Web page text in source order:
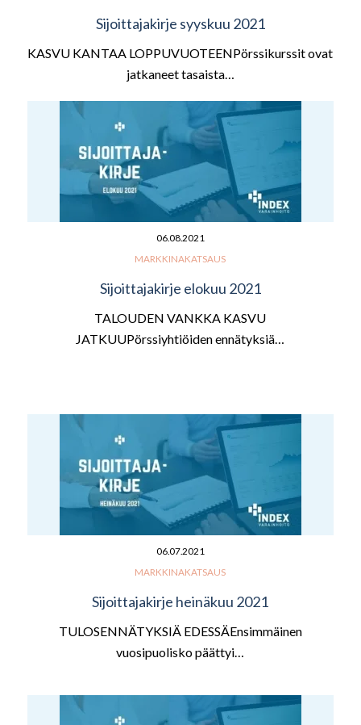
Sijoittajakirje syyskuu 2021
KASVU KANTAA LOPPUVUOTEENPörssikurssit ovat
jatkaneet tasaista…
06.08.2021
MARKKINAKATSAUS
Sijoittajakirje elokuu 2021
TALOUDEN VANKKA KASVU
JATKUUPörssiyhtiöiden ennätyksiä…
06.07.2021
MARKKINAKATSAUS
Sijoittajakirje heinäkuu 2021
TULOSENNÄTYKSIÄ EDESSÄEnsimmäinen
vuosipuolisko päättyi…